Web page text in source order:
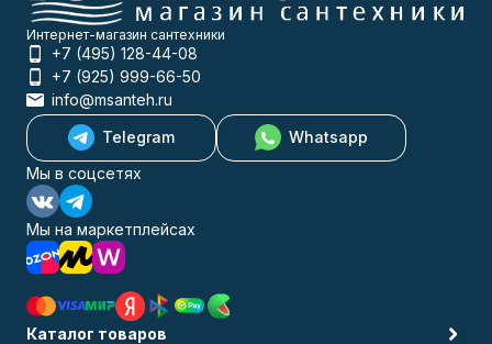
Интернет-магазин сантехники
+7 (495) 128-44-08
+7 (925) 999-66-50
info@msanteh.ru
Telegram
Whatsapp
Мы в соцсетях
Мы на маркетплейсах
Каталог товаров